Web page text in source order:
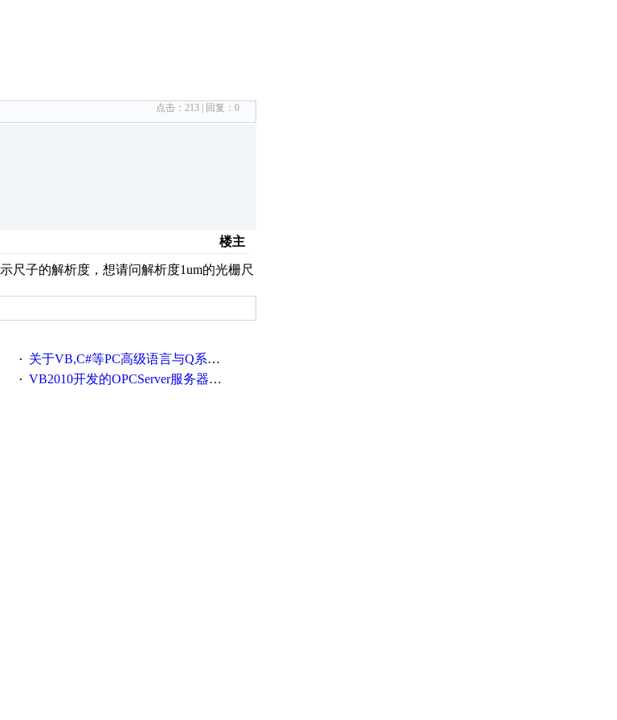
点击： 213 | 回复： 0
楼主
尺子的解析度，想请问解析度1um的光栅尺
· 关于VB,C#等PC高级语言与Q系列通讯
· VB2010开发的OPCServer服务器软件(含源代码)